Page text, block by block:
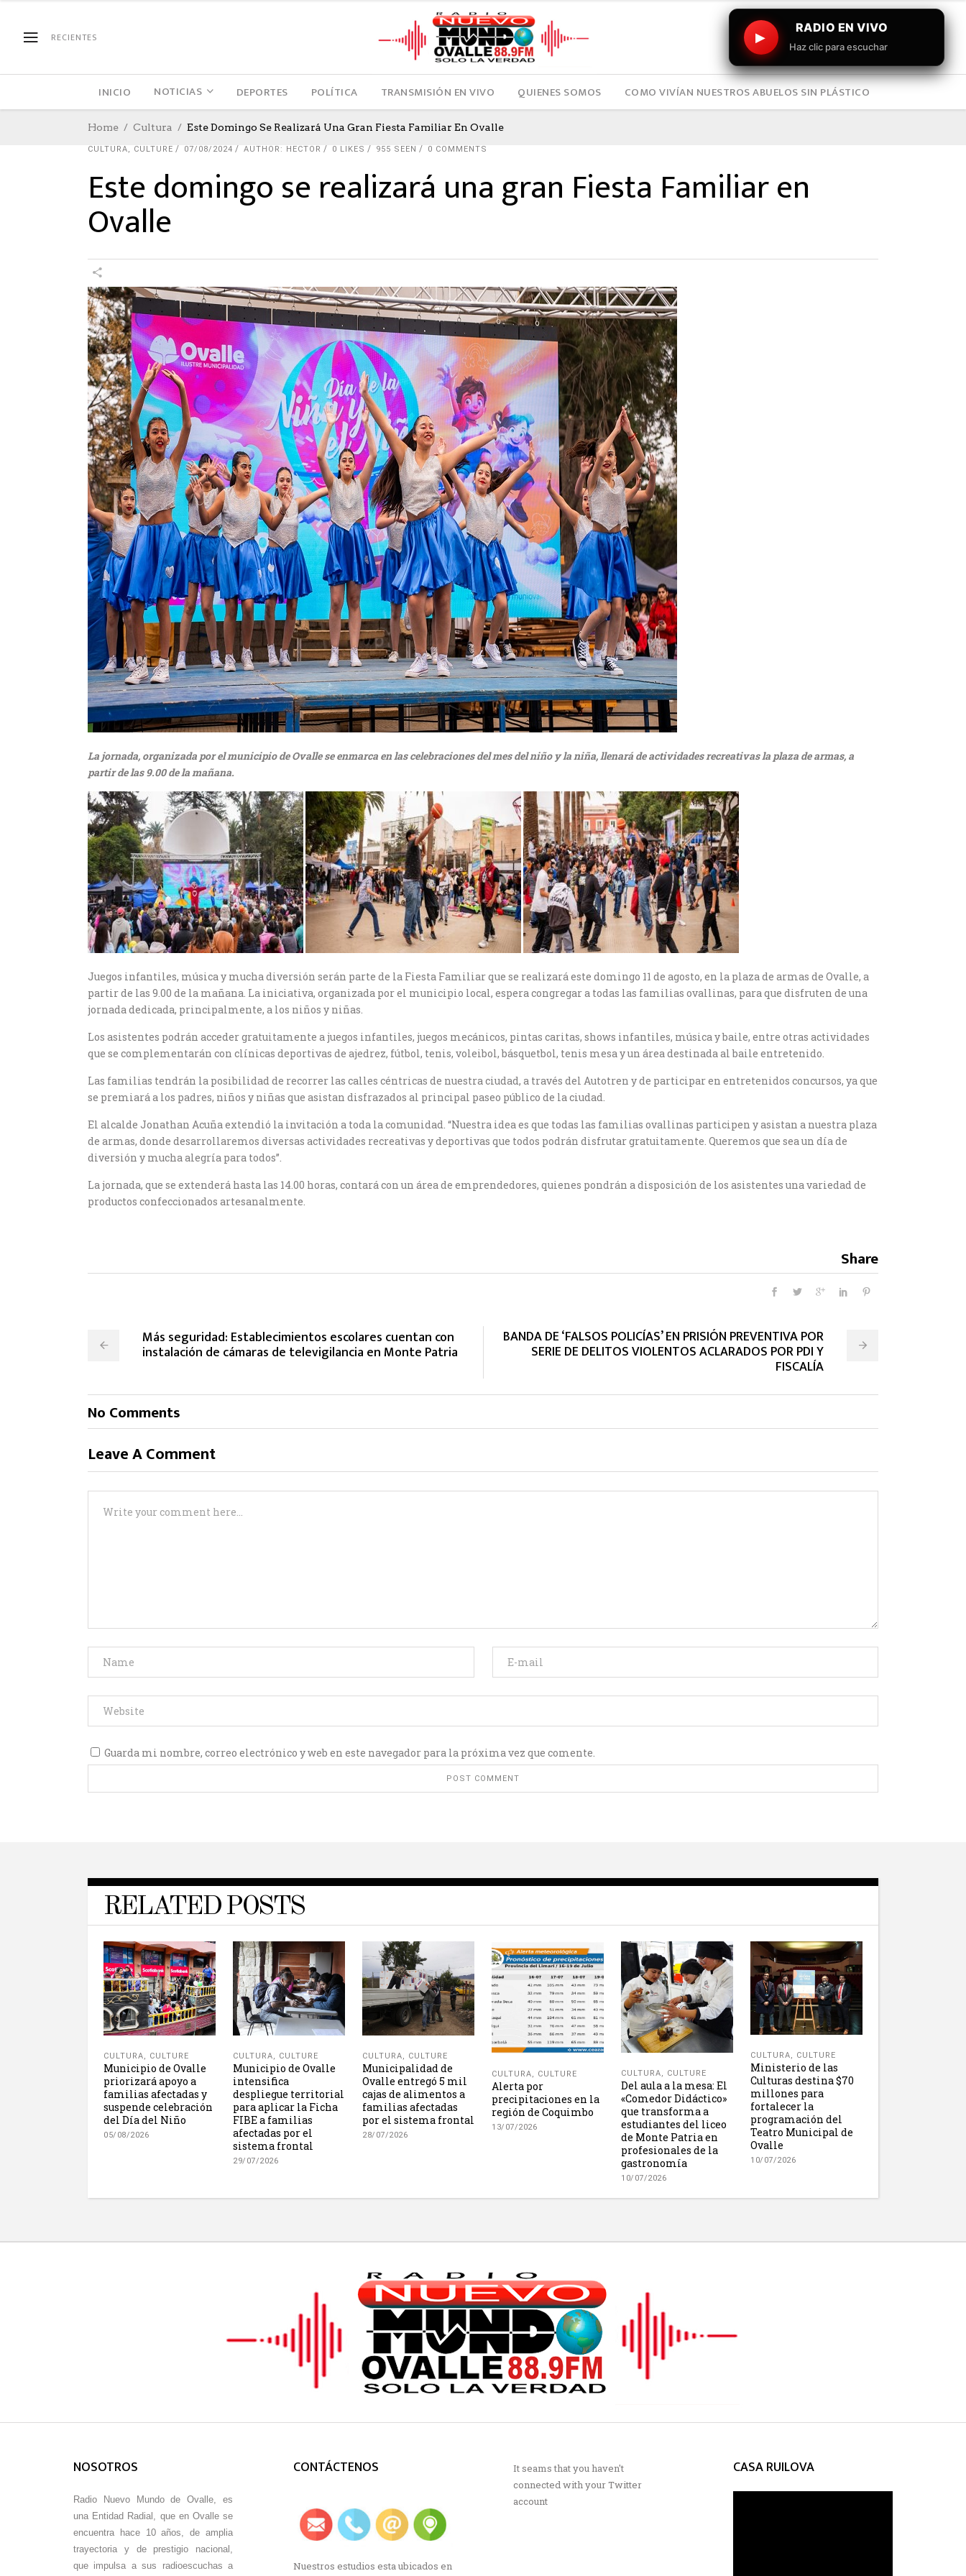
RECIENTES ▶
RADIO EN VIVO
Haz clic para escuchar
INICIO NOTICIAS DEPORTES POLÍTICA TRANSMISIÓN EN VIVO QUIENES SOMOS COMO VIVÍAN NUESTROS ABUELOS SIN PLÁSTICO
Home Cultura Este Domingo Se Realizará Una Gran Fiesta Familiar En Ovalle
CULTURA, CULTURE 07/08/2024 AUTHOR: HECTOR 0 LIKES 955 SEEN 0 COMMENTS
Este domingo se realizará una gran Fiesta Familiar en
Ovalle
La jornada, organizada por el municipio de Ovalle se enmarca en las celebraciones del mes del niño y la niña, llenará de actividades recreativas la plaza de armas, a
partir de las 9.00 de la mañana.
Juegos infantiles, música y mucha diversión serán parte de la Fiesta Familiar que se realizará este domingo 11 de agosto, en la plaza de armas de Ovalle, a
partir de las 9.00 de la mañana. La iniciativa, organizada por el municipio local, espera congregar a todas las familias ovallinas, para que disfruten de una
jornada dedicada, principalmente, a los niños y niñas.
Los asistentes podrán acceder gratuitamente a juegos infantiles, juegos mecánicos, pintas caritas, shows infantiles, música y baile, entre otras actividades
que se complementarán con clínicas deportivas de ajedrez, fútbol, tenis, voleibol, básquetbol, tenis mesa y un área destinada al baile entretenido.
Las familias tendrán la posibilidad de recorrer las calles céntricas de nuestra ciudad, a través del Autotren y de participar en entretenidos concursos, ya que
se premiará a los padres, niños y niñas que asistan disfrazados al principal paseo público de la ciudad.
El alcalde Jonathan Acuña extendió la invitación a toda la comunidad. “Nuestra idea es que todas las familias ovallinas participen y asistan a nuestra plaza
de armas, donde desarrollaremos diversas actividades recreativas y deportivas que todos podrán disfrutar gratuitamente. Queremos que sea un día de
diversión y mucha alegría para todos”.
La jornada, que se extenderá hasta las 14.00 horas, contará con un área de emprendedores, quienes pondrán a disposición de los asistentes una variedad de
productos confeccionados artesanalmente.
Share
Más seguridad: Establecimientos escolares cuentan con
instalación de cámaras de televigilancia en Monte Patria
BANDA DE ‘FALSOS POLICÍAS’ EN PRISIÓN PREVENTIVA POR
SERIE DE DELITOS VIOLENTOS ACLARADOS POR PDI Y
FISCALÍA
No Comments
Leave A Comment
Guarda mi nombre, correo electrónico y web en este navegador para la próxima vez que comente.
RELATED POSTS
CULTURA, CULTURE
Municipio de Ovalle
priorizará apoyo a
familias afectadas y
suspende celebración
del Día del Niño
05/08/2026
CULTURA, CULTURE
Municipio de Ovalle
intensifica
despliegue territorial
para aplicar la Ficha
FIBE a familias
afectadas por el
sistema frontal
29/07/2026
CULTURA, CULTURE
Municipalidad de
Ovalle entregó 5 mil
cajas de alimentos a
familias afectadas
por el sistema frontal
28/07/2026
CULTURA, CULTURE
Alerta por
precipitaciones en la
región de Coquimbo
13/07/2026
CULTURA, CULTURE
Del aula a la mesa: El
«Comedor Didáctico»
que transforma a
estudiantes del liceo
de Monte Patria en
profesionales de la
gastronomía
10/07/2026
CULTURA, CULTURE
Ministerio de las
Culturas destina $70
millones para
fortalecer la
programación del
Teatro Municipal de
Ovalle
10/07/2026
NOSOTROS
Radio Nuevo Mundo de Ovalle, es
una Entidad Radial, que en Ovalle se
encuentra hace 10 años, de amplia
trayectoria y de prestigio nacional,
que impulsa a sus radioescuchas a
CONTÁCTENOS
Nuestros estudios esta ubicados en
It seams that you haven't
connected with your Twitter
account
CASA RUILOVA